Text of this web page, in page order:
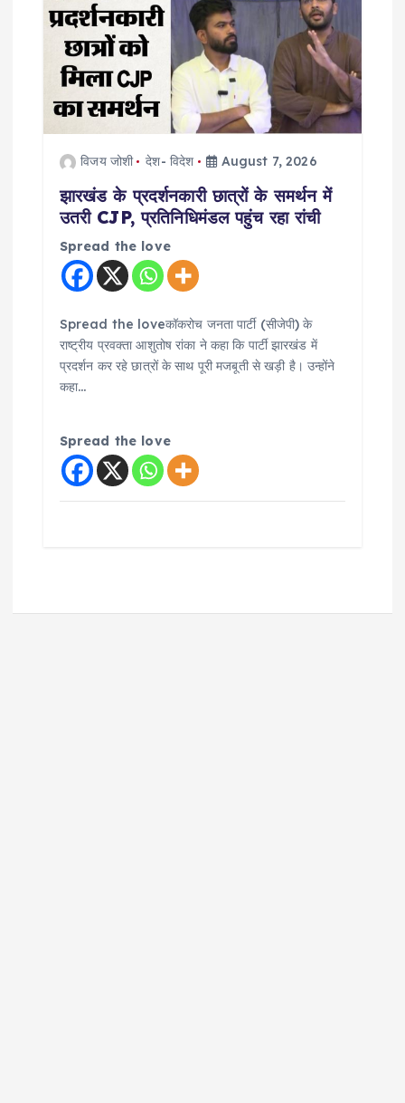
विजय जोशी देश- विदेश August 7, 2026
झारखंड के प्रदर्शनकारी छात्रों के समर्थन में
उतरी CJP, प्रतिनिधिमंडल पहुंच रहा रांची
Spread the love
Spread the loveकॉकरोच जनता पार्टी (सीजेपी) के
राष्ट्रीय प्रवक्ता आशुतोष रांका ने कहा कि पार्टी झारखंड में
प्रदर्शन कर रहे छात्रों के साथ पूरी मजबूती से खड़ी है। उन्होंने
कहा…
Spread the love